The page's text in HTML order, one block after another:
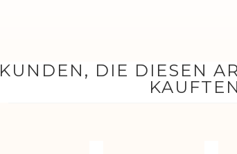
KUNDEN, DIE DIESEN